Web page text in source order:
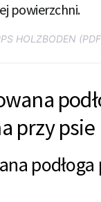
powierzchni.
HOLZBODEN
przy psie